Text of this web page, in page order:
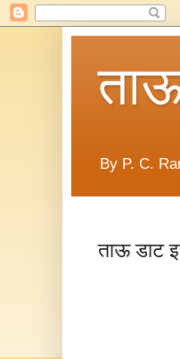
By P. C.
ताऊ डाट